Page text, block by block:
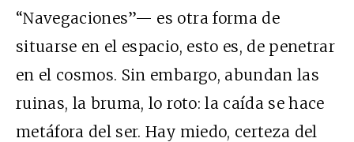
“Navegaciones”— es otra forma de
situarse en el espacio, esto es, de penetrar
en el cosmos. Sin embargo, abundan las
ruinas, la bruma, lo roto: la caída se hace
metáfora del ser. Hay miedo, certeza del